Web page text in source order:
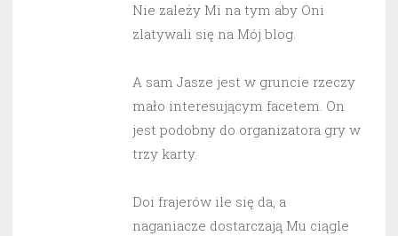
Nie zależy Mi na tym aby Oni
zlatywali się na Mój blog.
A sam Jasze jest w gruncie rzeczy
mało interesującym facetem. On
jest podobny do organizatora gry w
trzy karty.
Doi frajerów ile się da, a
naganiacze dostarczają Mu ciągle